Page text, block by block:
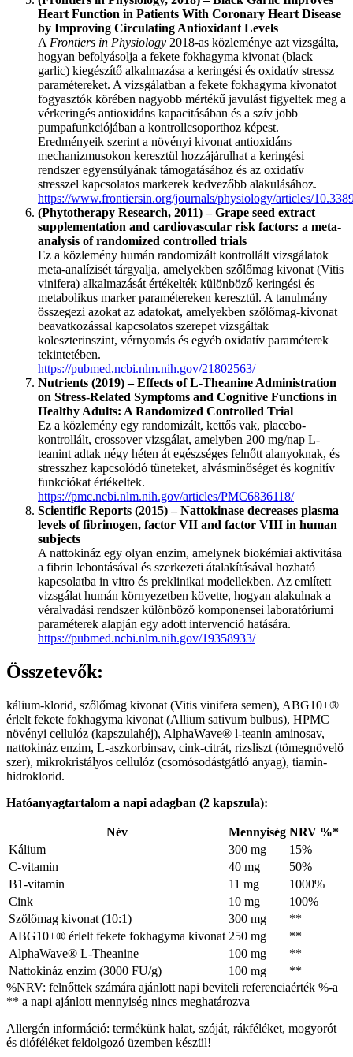
Heart Function in Patients With Coronary Heart Disease
by Improving Circulating Antioxidant Levels
A Frontiers in Physiology 2018-as közleménye azt vizsgálta,
hogyan befolyásolja a fekete fokhagyma kivonat (black
garlic) kiegészítő alkalmazása a keringési és oxidatív stressz
paramétereket. A vizsgálatban a fekete fokhagyma kivonatot
fogyasztók körében nagyobb mértékű javulást figyeltek meg a
vérkeringés antioxidáns kapacitásában és a szív jobb
pumpafunkciójában a kontrollcsoporthoz képest.
Eredményeik szerint a növényi kivonat antioxidáns
mechanizmusokon keresztül hozzájárulhat a keringési
rendszer egyensúlyának támogatásához és az oxidatív
stresszel kapcsolatos markerek kedvezőbb alakulásához.
https://www.frontiersin.org/journals/physiology/articles/
(Phytotherapy Research, 2011) – Grape seed extract
supplementation and cardiovascular risk factors: a meta-
analysis of randomized controlled trials
Ez a közlemény humán randomizált kontrollált vizsgálatok
meta-analízisét tárgyalja, amelyekben szőlőmag kivonat (Vitis
vinifera) alkalmazását értékelték különböző keringési és
metabolikus marker paramétereken keresztül. A tanulmány
összegezi azokat az adatokat, amelyekben szőlőmag-kivonat
beavatkozással kapcsolatos szerepet vizsgáltak
koleszterinszint, vérnyomás és egyéb oxidatív paraméterek
tekintetében.
https://pubmed.ncbi.nlm.nih.gov/21802563/
Nutrients (2019) – Effects of L-Theanine Administration
on Stress-Related Symptoms and Cognitive Functions in
Healthy Adults: A Randomized Controlled Trial
Ez a közlemény egy randomizált, kettős vak, placebo-
kontrollált, crossover vizsgálat, amelyben 200 mg/nap L-
teanint adtak négy héten át egészséges felnőtt alanyoknak, és
stresszhez kapcsolódó tüneteket, alvásminőséget és kognitív
funkciókat értékeltek.
https://pmc.ncbi.nlm.nih.gov/articles/PMC6836118/
Scientific Reports (2015) – Nattokinase decreases plasma
levels of fibrinogen, factor VII and factor VIII in human
subjects
A nattokináz egy olyan enzim, amelynek biokémiai aktivitása
a fibrin lebontásával és szerkezeti átalakításával hozható
kapcsolatba in vitro és preklinikai modellekben. Az említett
vizsgálat humán környezetben követte, hogyan alakulnak a
véralvadási rendszer különböző komponensei laboratóriumi
paraméterek alapján egy adott intervenció hatására.
https://pubmed.ncbi.nlm.nih.gov/19358933/
Összetevők:
kálium-klorid, szőlőmag kivonat (Vitis vinifera semen), ABG10+®
érlelt fekete fokhagyma kivonat (Allium sativum bulbus), HPMC
növényi cellulóz (kapszulahéj), AlphaWave® l-teanin aminosav,
nattokináz enzim, L-aszkorbinsav, cink-citrát, rizsliszt (tömegnövelő
szer), mikrokristályos cellulóz (csomósodástgátló anyag), tiamin-
hidroklorid.
Hatóanyagtartalom a napi adagban (2 kapszula):
Név Mennyiség NRV %*
Kálium
300 mg
15%
C-vitamin
40 mg
50%
B1-vitamin
11 mg
1000%
Cink
10 mg
100%
Szőlőmag kivonat (10:1)
300 mg
**
ABG10+® érlelt fekete fokhagyma kivonat 250 mg
**
AlphaWave® L-Theanine
100 mg
**
Nattokináz enzim (3000 FU/g)
100 mg
**
%NRV: felnőttek számára ajánlott napi beviteli referenciaérték %-a
** a napi ajánlott mennyiség nincs meghatározva
Allergén információ: termékünk halat, szóját, rákféléket, mogyorót
és dióféléket feldolgozó üzemben készül!